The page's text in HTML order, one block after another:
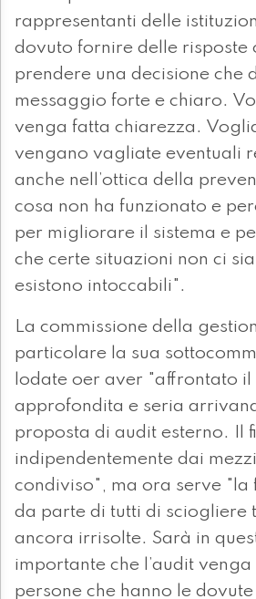
rappresentanti delle
dovuto fornire delle risposte
prendere una decisione che
messaggio forte e chiaro.
venga fatta chiarezza.
vengano vagliate eventuali
anche nell’ottica della
cosa non ha funzionato e
per migliorare il sistema e
che certe situazioni non ci
esistono intoccabili".
La commissione della
particolare la sua
lodate oer aver "affrontato il
approfondita e seria
proposta di audit esterno. Il
indipendentemente dai
condiviso", ma ora serve "la
da parte di tutti di sciogliere
ancora irrisolte. Sarà in
importante che l’audit venga
persone che hanno le